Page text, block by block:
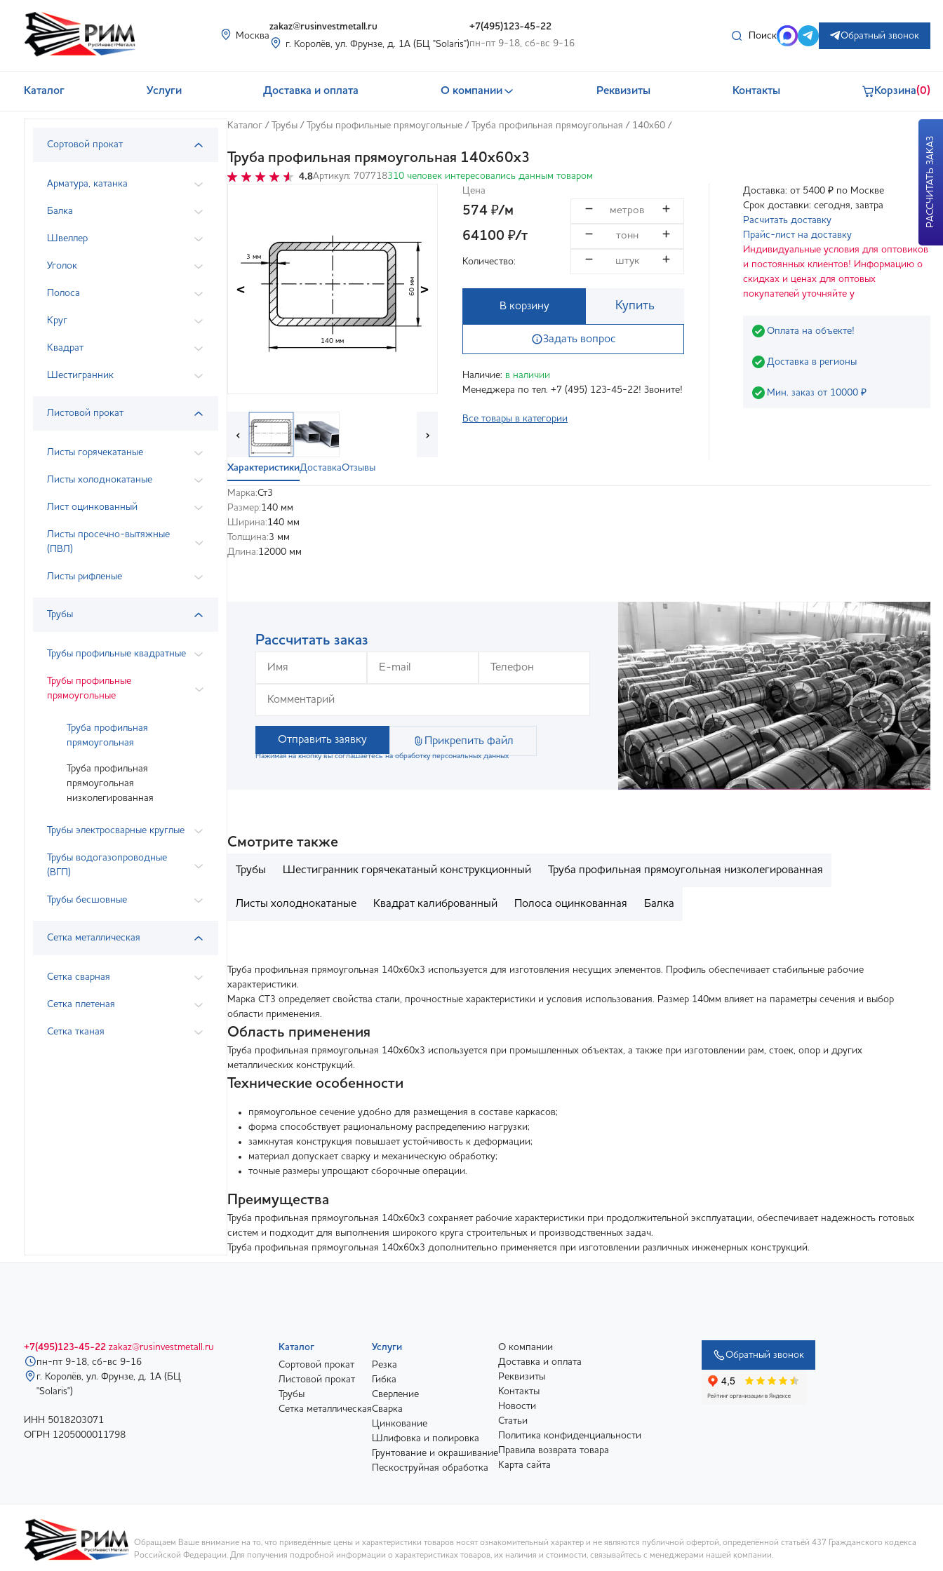
Москва
zakaz@rusinvestmetall.ru
г. Королёв, ул. Фрунзе, д. 1А (БЦ "Solaris")
+7(495)123-45-22
пн-пт 9-18, сб-вс 9-16
Поиск Обратный звонок
Каталог Услуги Доставка и оплата О компании Реквизиты Контакты Корзина(0)
Сортовой прокат
Арматура, катанка
Балка
Швеллер
Уголок
Полоса
Круг
Квадрат
Шестигранник
Листовой прокат
Листы горячекатаные
Листы холоднокатаные
Лист оцинкованный
Листы просечно-вытяжные
(ПВЛ)
Листы рифленые
Трубы
Трубы профильные квадратные
Трубы профильные
прямоугольные
Труба профильная
прямоугольная
Труба профильная
прямоугольная
низколегированная
Трубы электросварные круглые
Трубы водогазопроводные
(ВГП)
Трубы бесшовные
Сетка металлическая
Сетка сварная
Сетка плетеная
Сетка тканая
Каталог / Трубы / Трубы профильные прямоугольные / Труба профильная прямоугольная / 140x60 /
Труба профильная прямоугольная 140х60х3
4.8Артикул: 707718310 человек интересовались данным товаром
140 мм
60 мм
3 мм
< >
‹ ›
Цена
574 ₽/м
64100 ₽/т
Количество:
В корзину Купить
Задать вопрос
Наличие: в наличии
Менеджера по тел. +7 (495) 123-45-22! Звоните!
Все товары в категории
Доставка: от 5400 ₽ по Москве
Срок доставки: сегодня, завтра
Расчитать доставку
Прайс-лист на доставку
Индивидуальные условия для оптовиков
и постоянных клиентов! Информацию о
скидках и ценах для оптовых
покупателей уточняйте у
Оплата на объекте!
Доставка в регионы
Мин. заказ от 10000 ₽
ХарактеристикиДоставкаОтзывы
Марка:Ст3
Размер:140 мм
Ширина:140 мм
Толщина:3 мм
Длина:12000 мм
Рассчитать заказ
Отправить заявку Прикрепить файл
Нажимая на кнопку вы соглашаетесь на обработку персональных данных
Смотрите также
Трубы Шестигранник горячекатаный конструкционный Труба профильная прямоугольная низколегированная
Листы холоднокатаные Квадрат калиброванный Полоса оцинкованная Балка
Труба профильная прямоугольная 140х60х3 используется для изготовления несущих элементов. Профиль обеспечивает стабильные рабочие
характеристики.
Марка СТ3 определяет свойства стали, прочностные характеристики и условия использования. Размер 140мм влияет на параметры сечения и выбор
области применения.
Область применения
Труба профильная прямоугольная 140х60х3 используется при промышленных объектах, а также при изготовлении рам, стоек, опор и других
металлических конструкций.
Технические особенности
прямоугольное сечение удобно для размещения в составе каркасов;
форма способствует рациональному распределению нагрузки;
замкнутая конструкция повышает устойчивость к деформации;
материал допускает сварку и механическую обработку;
точные размеры упрощают сборочные операции.
Преимущества
Труба профильная прямоугольная 140х60х3 сохраняет рабочие характеристики при продолжительной эксплуатации, обеспечивает надежность готовых
систем и подходит для выполнения широкого круга строительных и производственных задач.
Труба профильная прямоугольная 140х60х3 дополнительно применяется при изготовлении различных инженерных конструкций.
+7(495)123-45-22 zakaz@rusinvestmetall.ru
пн-пт 9-18, сб-вс 9-16
г. Королёв, ул. Фрунзе, д. 1А (БЦ
"Solaris")
ИНН 5018203071
ОГРН 1205000011798
Каталог
Сортовой прокат
Листовой прокат
Трубы
Сетка металлическая
Услуги
Резка
Гибка
Сверление
Сварка
Цинкование
Шлифовка и полировка
Грунтование и окрашивание
Пескоструйная обработка
О компании
Доставка и оплата
Реквизиты
Контакты
Новости
Статьи
Политика конфиденциальности
Правила возврата товара
Карта сайта
Обратный звонок
Обращаем Ваше внимание на то, что приведённые цены и характеристики товаров носят ознакомительный характер и не являются публичной офертой, определённой статьёй 437 Гражданского кодекса
Российской Федерации. Для получения подробной информации о характеристиках товаров, их наличия и стоимости, связывайтесь с менеджерами нашей компании.
РАССЧИТАТЬ ЗАКАЗ